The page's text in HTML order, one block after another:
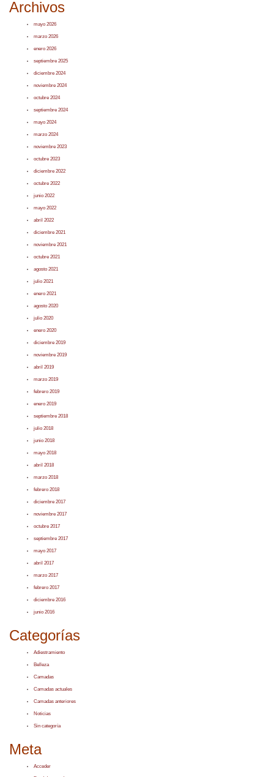
Archivos
mayo 2026
marzo 2026
enero 2026
septiembre 2025
diciembre 2024
noviembre 2024
octubre 2024
septiembre 2024
mayo 2024
marzo 2024
noviembre 2023
octubre 2023
diciembre 2022
octubre 2022
junio 2022
mayo 2022
abril 2022
diciembre 2021
noviembre 2021
octubre 2021
agosto 2021
julio 2021
enero 2021
agosto 2020
julio 2020
enero 2020
diciembre 2019
noviembre 2019
abril 2019
marzo 2019
febrero 2019
enero 2019
septiembre 2018
julio 2018
junio 2018
mayo 2018
abril 2018
marzo 2018
febrero 2018
diciembre 2017
noviembre 2017
octubre 2017
septiembre 2017
mayo 2017
abril 2017
marzo 2017
febrero 2017
diciembre 2016
junio 2016
Categorías
Adiestramiento
Belleza
Camadas
Camadas actuales
Camadas anteriores
Noticias
Sin categoría
Meta
Acceder